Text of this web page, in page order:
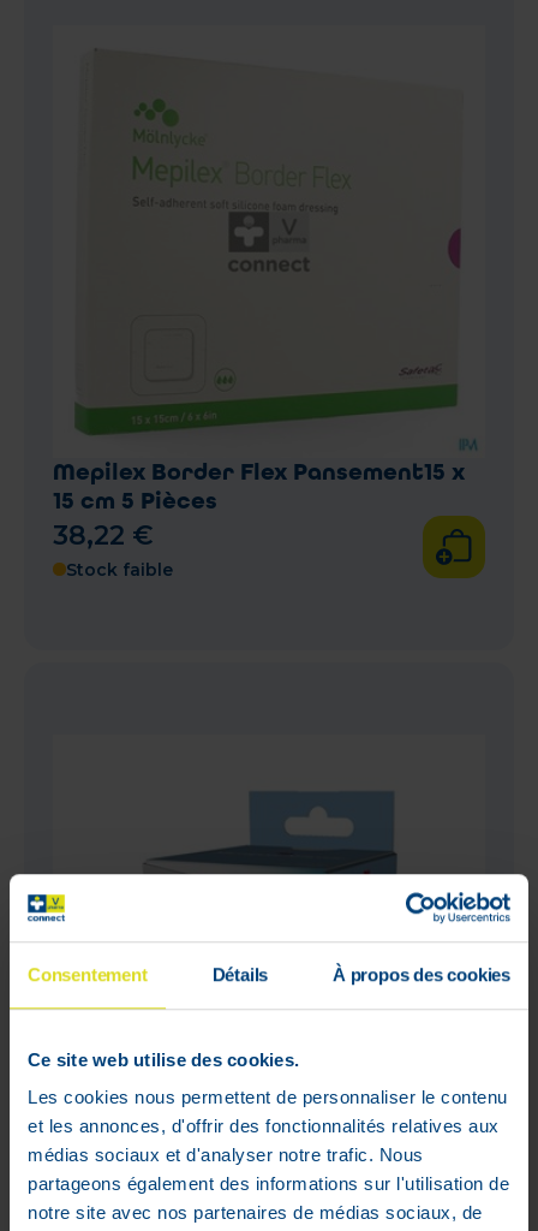
Consentement Détails À propos des cookies
Ce site web utilise des cookies.
Les cookies nous permettent de personnaliser le contenu
et les annonces, d'offrir des fonctionnalités relatives aux
médias sociaux et d'analyser notre trafic. Nous
partageons également des informations sur l'utilisation de
notre site avec nos partenaires de médias sociaux, de
Mepilex Border Flex Pansement15 x
15 cm 5 Pièces
38,22 €
Stock faible
3M Micropore Sparadrap Silicone 5
cm x 5 m